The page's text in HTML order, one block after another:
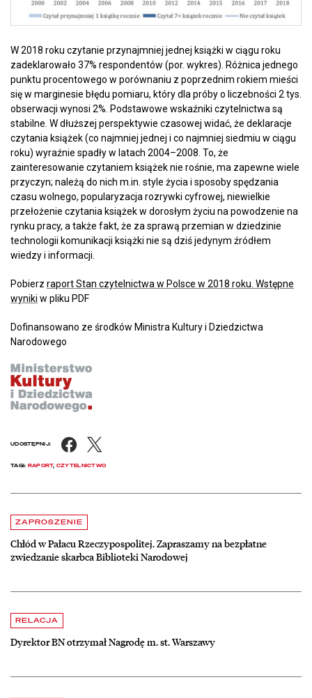
W 2018 roku czytanie przynajmniej jednej książki w ciągu roku
zadeklarowało 37% respondentów (por. wykres). Różnica jednego
punktu procentowego w porównaniu z poprzednim rokiem mieści
się w marginesie błędu pomiaru, który dla próby o liczebności 2 tys.
obserwacji wynosi 2%. Podstawowe wskaźniki czytelnictwa są
stabilne. W dłuższej perspektywie czasowej widać, że deklaracje
czytania książek (co najmniej jednej i co najmniej siedmiu w ciągu
roku) wyraźnie spadły w latach 2004–2008. To, że
zainteresowanie czytaniem książek nie rośnie, ma zapewne wiele
przyczyn; należą do nich m.in. style życia i sposoby spędzania
czasu wolnego, popularyzacja rozrywki cyfrowej, niewielkie
przełożenie czytania książek w dorosłym życiu na powodzenie na
rynku pracy, a także fakt, że za sprawą przemian w dziedzinie
technologii komunikacji książki nie są dziś jedynym źródłem
wiedzy i informacji.
Pobierz raport Stan czytelnictwa w Polsce w 2018 roku. Wstępne
wyniki w pliku PDF
Dofinansowano ze środków Ministra Kultury i Dziedzictwa
Narodowego
UDOSTĘPNIJ: Facebook
TAGI: RAPORT, CZYTELNICTWO
Aktualności
ZAPROSZENIE
Chłód w Pałacu Rzeczypospolitej. Zapraszamy na bezpłatne
zwiedzanie skarbca Biblioteki Narodowej
czytaj więcej o Chłód w Pałacu Rzeczypospolitej. Zapraszamy na
RELACJA
Dyrektor BN otrzymał Nagrodę m. st. Warszawy
czytaj więcej o Dyrektor BN otrzymał Nagrodę m. st. Warszawy